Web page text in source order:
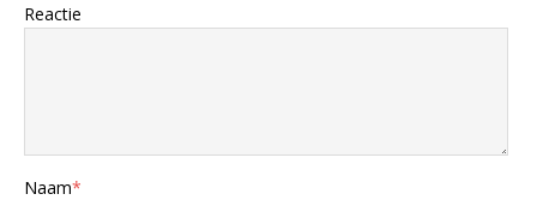
Reactie
Naam*